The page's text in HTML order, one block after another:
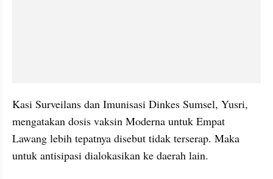
Kasi Surveilans dan Imunisasi Dinkes Sumsel, Yusri,
mengatakan dosis vaksin Moderna untuk Empat
Lawang lebih tepatnya disebut tidak terserap. Maka
untuk antisipasi dialokasikan ke daerah lain.